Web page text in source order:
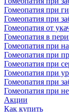
Гомеопатия при
Гомеопатия при
Гомеопатия от
Гомеопатия в
Гомеопатия при
Гомеопатия при
Гомеопатия при
Гомеопатия при
Гомеопатия при
Гомеопатия при
Акции
Как купить